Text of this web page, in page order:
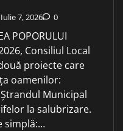
Iulie 7, 2026 0
POPORULUI
Consiliul Local
proiecte care
oamenilor:
Municipal
la salubrizare.
simplă:…